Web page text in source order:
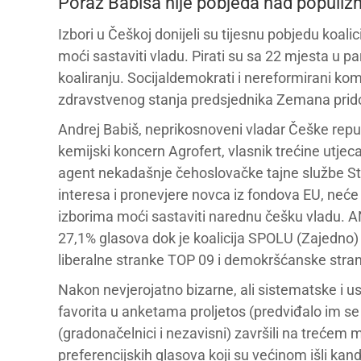
Izbori u Češkoj donijeli su tijesnu pobjedu
moći sastaviti vladu. Pirati su sa 22 mjesta u
koaliranju. Socijaldemokrati i nereformirani
zdravstvenog stanja predsjednika Zemana
Andrej Babiš, neprikosnoveni vladar Češke
kemijski koncern Agrofert, vlasnik trećine
agent nekadašnje čehoslovačke tajne službe
interesa i pronevjere novca iz fondova EU,
izborima moći sastaviti narednu češku vladu.
27,1% glasova dok je koalicija SPOLU
liberalne stranke TOP 09 i demokršćanske
Nakon nevjerojatno bizarne, ali sistematske i
favorita u anketama proljetos (predviđalo im
(gradonačelnici i nezavisni) završili na trećem
preferencijskih glasova koji su većinom išli